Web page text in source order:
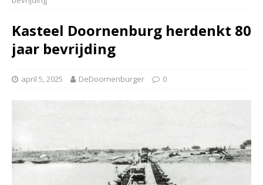
Kasteel Doornenburg herdenkt 80
jaar bevrijding
april 5, 2025 DeDoornenburger 0